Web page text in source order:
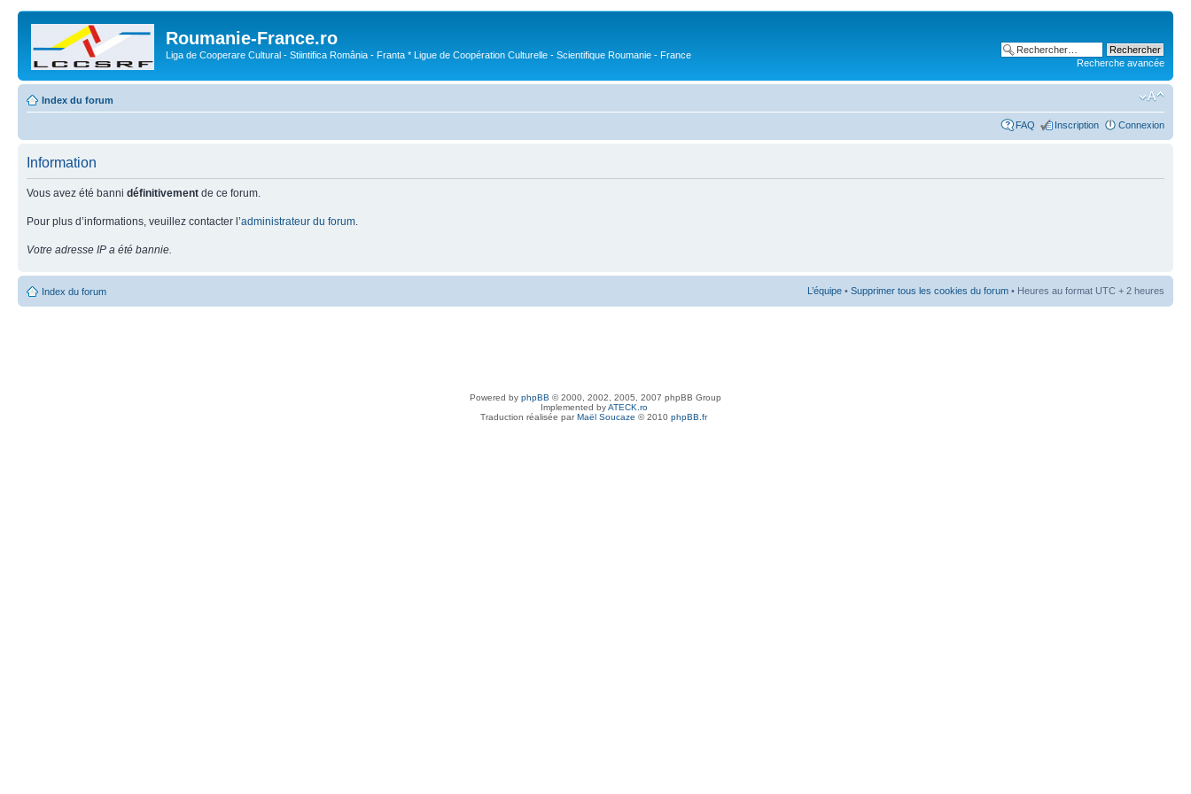
Roumanie-France.ro
Liga de Cooperare Cultural - Stiintifica România - Franta * Ligue de Coopération Culturelle - Scientifique Roumanie - France
Recherche avancée
Index du forum
FAQ Inscription Connexion
Information
Vous avez été banni définitivement de ce forum.
Pour plus d’informations, veuillez contacter l’administrateur du forum
Votre adresse IP a été bannie.
Index du forum L’équipe • Supprimer tous les cookies du forum • Heures au format UTC + 2 heures
Powered by phpBB © 2000, 2002, 2005, 2007 phpBB Group
Implemented byATECK.ro
Traduction réalisée parMaël Soucaze © 2010 phpBB.fr